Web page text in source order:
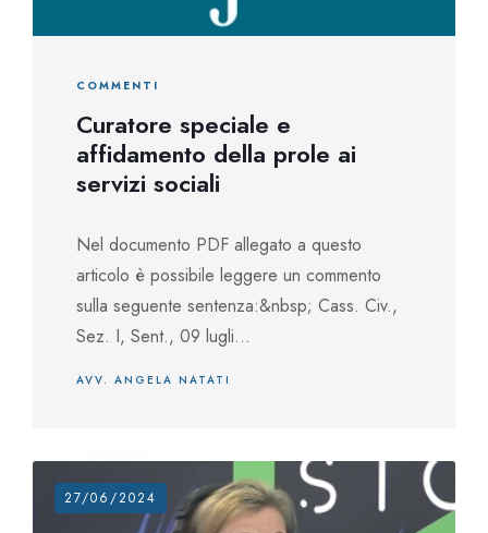
COMMENTI
Curatore speciale e
affidamento della prole ai
servizi sociali
Nel documento PDF allegato a questo
articolo è possibile leggere un commento
sulla seguente sentenza:&nbsp; Cass. Civ.,
Sez. I, Sent., 09 lugli...
AVV. ANGELA NATATI
27/06/2024